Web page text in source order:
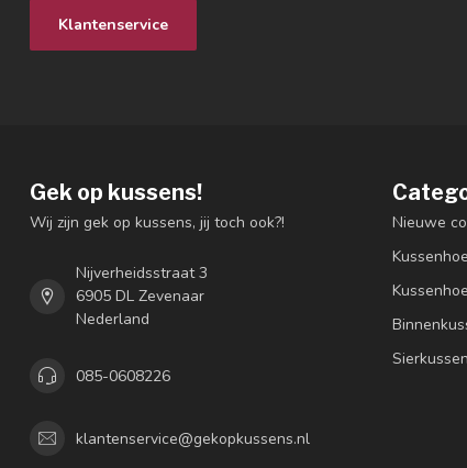
Klantenservice
Gek op kussens!
Wij zijn gek op kussens, jij toch ook?!
Nijverheidsstraat 3
6905 DL Zevenaar
Nederland
085-0608226
klantenservice@gekopkussens.nl
Nieuwe
Sierkussen